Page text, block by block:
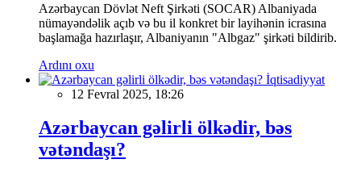
Azərbaycan Dövlət Neft Şirkəti (SOCAR) Albaniyada
nümayəndəlik açıb və bu il konkret bir layihənin icrasına
başlamağa hazırlaşır, Albaniyanın "Albgaz" şirkəti bildirib.
Ardını oxu
İqtisadiyyat
12 Fevral 2025, 18:26
Azərbaycan gəlirli ölkədir, bəs
vətəndaşı?